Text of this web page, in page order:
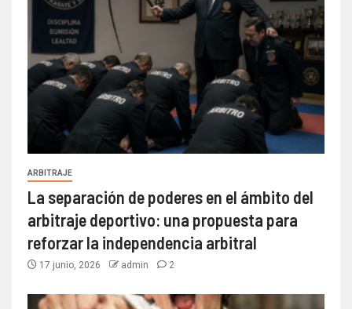
ARBITRAJE
La separación de poderes en el ámbito del
arbitraje deportivo: una propuesta para
reforzar la independencia arbitral
17 junio, 2026 admin 2